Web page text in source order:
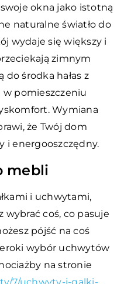
okna jako istotną
naturalne światło do
wydaje się większy i
zimnym
środka hałas z
w pomieszczeniu
Wymiana
że Twój dom
i energooszczędny.
mebli
i uchwytami,
wybrać coś, co pasuje
pójść na coś
wybór uchwytów
na stronie
7/uchwyty-i-galki-